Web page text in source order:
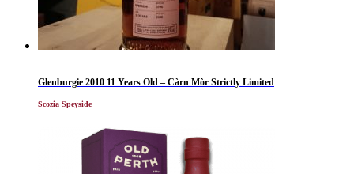
Glenburgie 2010 11 Years Old – Càrn Mòr Strictly Limited
Scozia Speyside